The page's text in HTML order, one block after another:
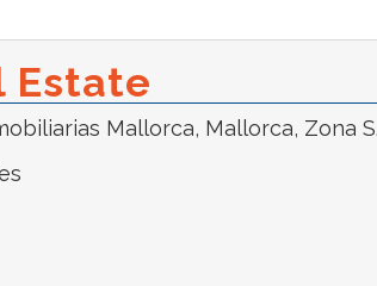
Estate
Mallorca, Mallorca, Zona